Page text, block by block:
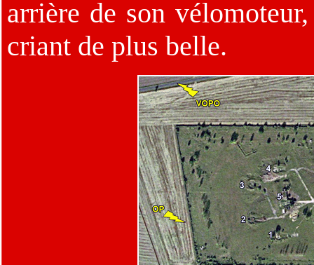
arrière de son
criant de plus belle.